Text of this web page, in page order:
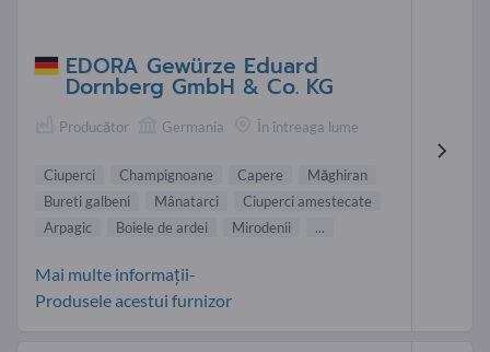
EDORA Gewürze Eduard
Dornberg GmbH & Co. KG
Producător Germania În întreaga lume
Ciuperci Champignoane Capere
Măghiran
Bureti galbeni
Mânatarci
Ciuperci amestecate
Arpagic
Boiele de ardei Mirodenii ...
Mai multe informații-
Produsele acestui furnizor